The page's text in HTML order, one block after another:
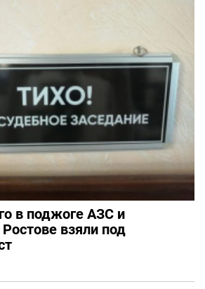
в поджоге АЗС и
взяли под